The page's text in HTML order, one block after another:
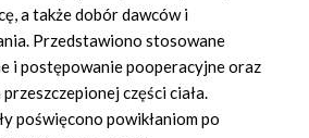
a także dobór dawców i
Przedstawiono stosowane
i postępowanie pooperacyjne oraz
części ciała.
poświęcono powikłaniom po